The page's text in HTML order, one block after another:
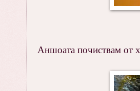
Аншоата почиствам от